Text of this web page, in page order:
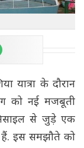
यात्रा के दौरान
को नई मजबूती
से जुड़े एक
हैं. इस समझौते को